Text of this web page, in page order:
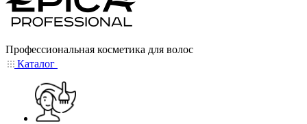
Профессиональная косметика для волос
Каталог